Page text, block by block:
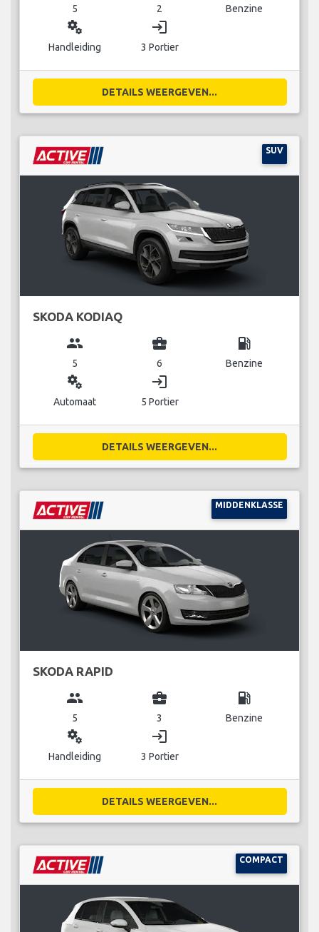
5 2 Benzine
miscellaneous_services
Handleiding
login
3 Portier
DETAILS WEERGEVEN...
SUV
SKODA KODIAQ
group
5
business_center
6
local_gas_station
Benzine
miscellaneous_services
Automaat
login
5 Portier
DETAILS WEERGEVEN...
MIDDENKLASSE
SKODA RAPID
group
5
business_center
3
local_gas_station
Benzine
miscellaneous_services
Handleiding
login
3 Portier
DETAILS WEERGEVEN...
COMPACT